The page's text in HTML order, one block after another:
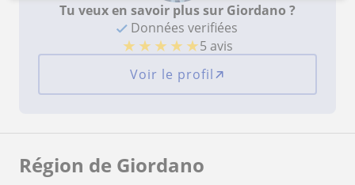
Tu veux en savoir plus sur Giordano ?
Données verifiées
★ ★ ★ ★ ★5 avis
Voir le profil
Région de Giordano